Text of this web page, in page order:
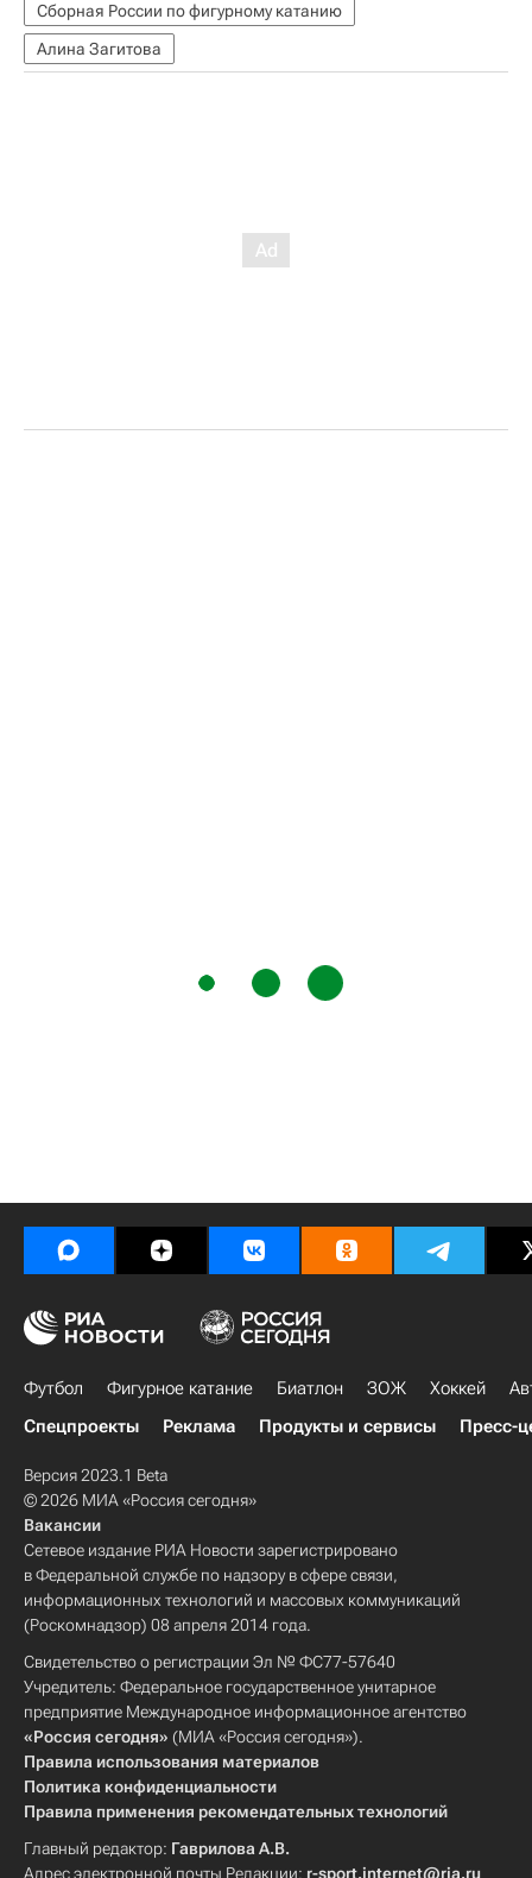
Сборная России по фигурному катанию
Алина Загитова
Футбол Фигурное катание Биатлон ЗОЖ Хоккей
Спецпроекты
Реклама Продукты и сервисы Пресс-
Версия 2023.1 Beta
© 2026 МИА «Россия сегодня»
Вакансии
Сетевое издание РИА Новости зарегистрировано
в Федеральной службе по надзору в сфере связи,
информационных технологий и массовых коммуникаций
(Роскомнадзор) 08 апреля 2014 года.
Свидетельство о регистрации Эл № ФС77-57640
Учредитель: Федеральное государственное унитарное
предприятие Международное информационное агентство
«Россия сегодня» (МИА «Россия сегодня»).
Правила использования материалов
Политика конфиденциальности
Правила применения рекомендательных технологий
Главный редактор: Гаврилова А.В.
Адрес электронной почты Редакции: r-sport.internet@ria.ru